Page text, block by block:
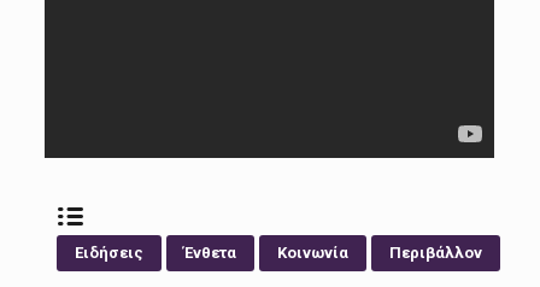
Ειδήσεις Ένθετα Κοινωνία Περιβάλλον